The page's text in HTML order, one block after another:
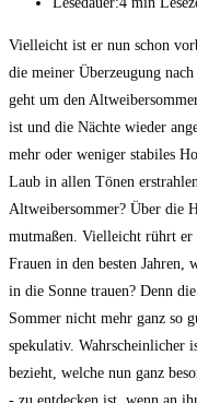
Vielleicht ist er nun schon
die meiner Überzeugung
geht um den
ist und die Nächte wieder
mehr oder weniger stabiles
Laub in allen Tönen
Altweibersommer? Über die
mutmaßen. Vielleicht rührt
Frauen in den besten
in die Sonne trauen? Denn
Sommer nicht mehr ganz so
spekulativ. Wahrscheinlicher
bezieht, welche nun ganz